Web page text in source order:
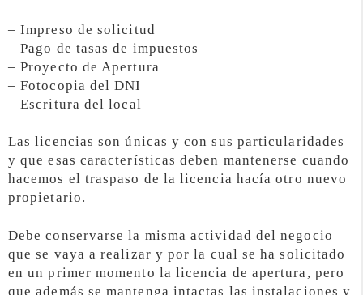
– Impreso de solicitud
– Pago de tasas de impuestos
– Proyecto de Apertura
– Fotocopia del DNI
– Escritura del local
Las licencias son únicas y con sus particularidades
y que esas características deben mantenerse cuando
hacemos el traspaso de la licencia hacía otro nuevo
propietario.
Debe conservarse la misma actividad del negocio
que se vaya a realizar y por la cual se ha solicitado
en un primer momento la licencia de apertura, pero
que además se mantenga intactas las instalaciones y